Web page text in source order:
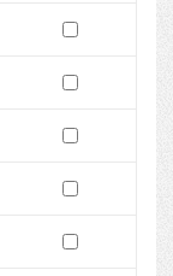
Pokaż podgląd wersji z dnia
Zaznacz wersję do
Pokaż podgląd wersji z dnia
Zaznacz wersję do
Pokaż podgląd wersji z dnia
Zaznacz wersję do
Pokaż podgląd wersji z dnia
Zaznacz wersję do
Pokaż podgląd wersji z dnia
Zaznacz wersję do